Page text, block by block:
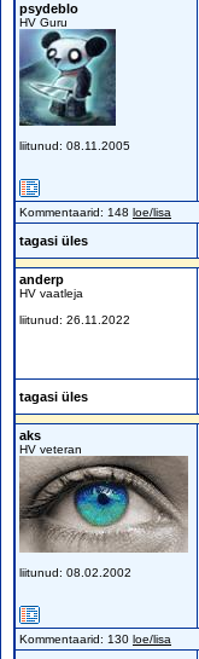
psydeblo
HV Guru
liitunud: 08.11.2005
Kommentaarid: 148 loe/lisa
tagasi üles
anderp
HV vaatleja
liitunud: 26.11.2022
tagasi üles
aks
HV veteran
liitunud: 08.02.2002
Kommentaarid: 130 loe/lisa